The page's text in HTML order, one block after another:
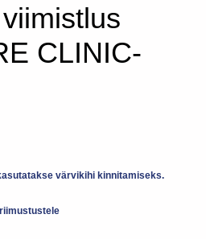
CLINIC-
värvikihi kinnitamiseks.